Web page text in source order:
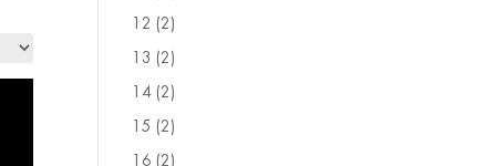
12 (2)
13 (2)
14 (2)
15 (2)
16 (2)